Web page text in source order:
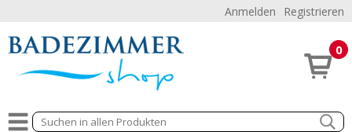
Anmelden Registrieren
0